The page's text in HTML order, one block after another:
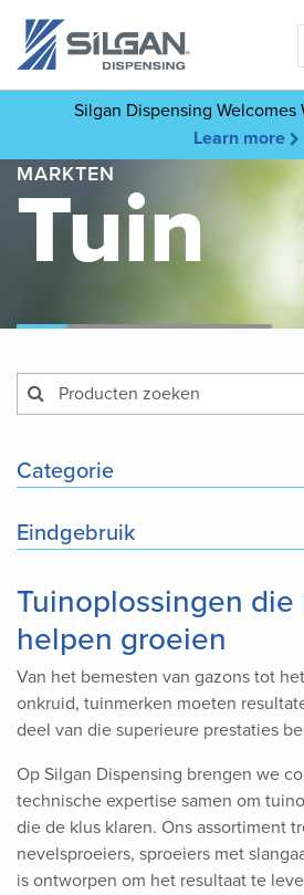
Silgan Dispensing Welcomes
Learn more
MARKTEN
Tuin
Categorie
Eindgebruik
Tuinoplossingen
helpen groeien
Van het bemesten van gazons tot
onkruid, tuinmerken moeten
deel van die superieure prestaties
Op Silgan Dispensing brengen we
technische expertise samen om
die de klus klaren. Ons assortiment
nevelsproeiers, sproeiers met
is ontworpen om het resultaat te